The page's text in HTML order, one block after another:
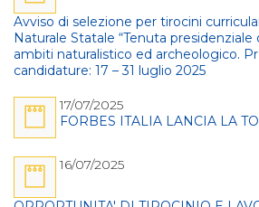
Avviso di selezione per tirocini
Naturale Statale “Tenuta presidenziale
ambiti naturalistico ed archeologico.
candidature: 17 – 31 luglio 2025
17/07/2025
FORBES ITALIA LANCIA LA
16/07/2025